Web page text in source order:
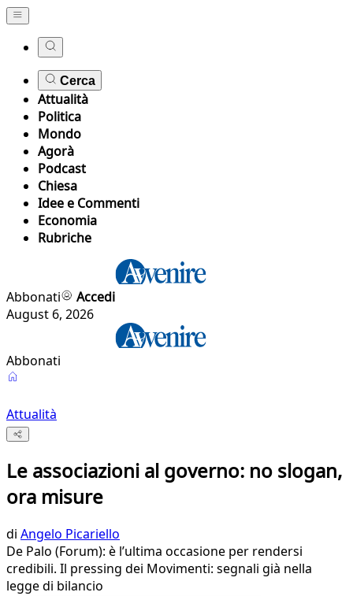
Cerca
Attualità
Politica
Mondo
Agorà
Podcast
Chiesa
Idee e Commenti
Economia
Rubriche
Abbonati
Accedi
August 6, 2026
Abbonati
Attualità
Le associazioni al governo: no slogan,
ora misure
di Angelo Picariello
De Palo (Forum): è l’ultima occasione per rendersi
credibili. Il pressing dei Movimenti: segnali già nella
legge di bilancio